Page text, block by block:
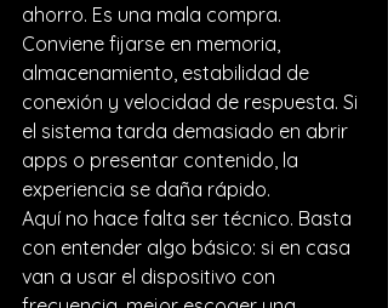
ahorro. Es una mala compra.
Conviene fijarse en memoria,
almacenamiento, estabilidad de
conexión y velocidad de respuesta. Si
el sistema tarda demasiado en abrir
apps o presentar contenido, la
experiencia se daña rápido.
Aquí no hace falta ser técnico. Basta
con entender algo básico: si en casa
van a usar el dispositivo con